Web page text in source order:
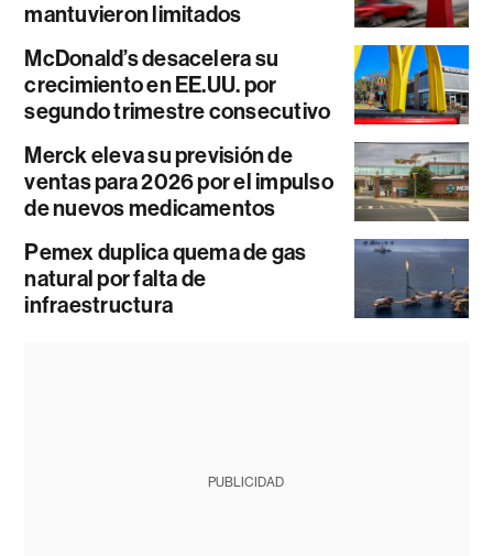
mantuvieron limitados
McDonald’s desacelera su
crecimiento en EE.UU. por
segundo trimestre consecutivo
Merck eleva su previsión de
ventas para 2026 por el impulso
de nuevos medicamentos
Pemex duplica quema de gas
natural por falta de
infraestructura
PUBLICIDAD